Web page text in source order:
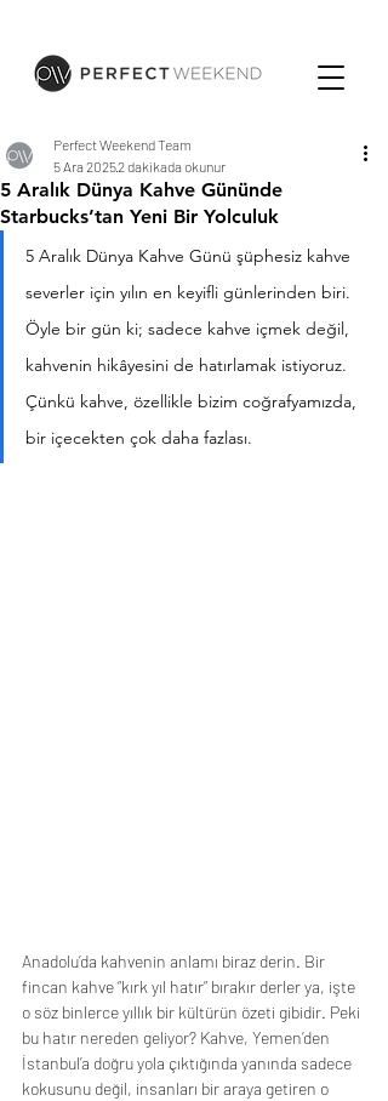
5 Aralık Dünya Kahve Gününde
Starbucks’tan Yeni Bir Yolculuk
Perfect Weekend Team
5 Ara 20252 dakikada okunur
5 Aralık Dünya Kahve Günü şüphesiz kahve
severler için yılın en keyifli günlerinden biri.
Öyle bir gün ki; sadece kahve içmek değil,
kahvenin hikâyesini de hatırlamak istiyoruz.
Çünkü kahve, özellikle bizim coğrafyamızda,
bir içecekten çok daha fazlası.
Anadolu’da kahvenin anlamı biraz derin. Bir
fincan kahve “kırk yıl hatır” bırakır derler ya, işte
o söz binlerce yıllık bir kültürün özeti gibidir. Peki
bu hatır nereden geliyor? Kahve, Yemen’den
İstanbul’a doğru yola çıktığında yanında sadece
kokusunu değil, insanları bir araya getiren o